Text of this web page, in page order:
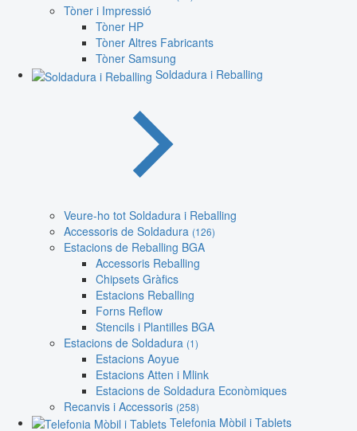
Tòner i Impressió
Tòner HP
Tòner Altres Fabricants
Tòner Samsung
Soldadura i Reballing
Veure-ho tot Soldadura i Reballing
Accessoris de Soldadura (126)
Estacions de Reballing BGA
Accessoris Reballing
Chipsets Gràfics
Estacions Reballing
Forns Reflow
Stencils i Plantilles BGA
Estacions de Soldadura (1)
Estacions Aoyue
Estacions Atten i Mlink
Estacions de Soldadura Econòmiques
Recanvis i Accessoris (258)
Telefonia Mòbil i Tablets